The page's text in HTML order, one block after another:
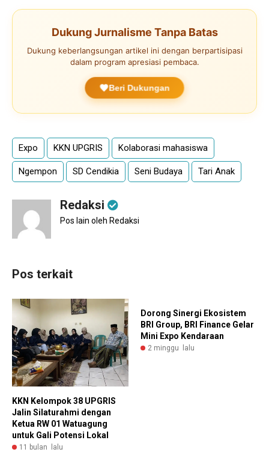
Dukung Jurnalisme Tanpa Batas
Dukung keberlangsungan artikel ini dengan berpartisipasi
dalam program apresiasi pembaca.
Beri Dukungan
Expo KKN UPGRIS Kolaborasi mahasiswa
Ngempon SD Cendikia Seni Budaya Tari Anak
Redaksi
Pos lain oleh Redaksi
Pos terkait
KKN Kelompok 38 UPGRIS
Jalin Silaturahmi dengan
Ketua RW 01 Watuagung
untuk Gali Potensi Lokal
11 bulan lalu
Dorong Sinergi Ekosistem
BRI Group, BRI Finance Gelar
Mini Expo Kendaraan
2 minggu lalu